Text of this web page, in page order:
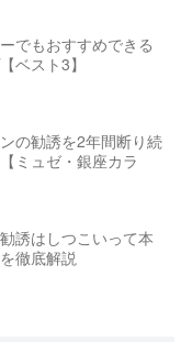
でもおすすめできる
ベスト3】
の勧誘を2年間断り続
ミュゼ・銀座カラ
誘はしつこいって本
徹底解説